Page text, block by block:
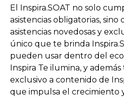
El Inspira.SOAT no solo
asistencias obligatorias, sino
asistencias novedosas y
único que te brinda
pueden usar dentro del
Inspira Te ilumina, y
exclusivo a contenido de
que impulsa el crecimiento